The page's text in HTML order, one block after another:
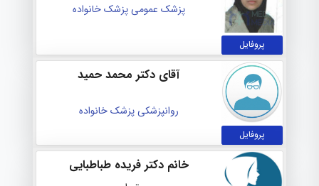
پروفایل
پزشک عمومیپزشک خانواده
پروفایل
آقای دکتر محمد حمید
روانپزشکیپزشک خانواده
خانم دکتر فریده طباطبایی